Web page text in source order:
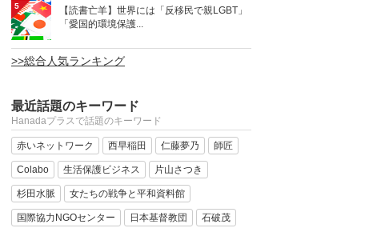
5
【読書亡羊】世界には「反移民で親LGBT」
「愛国的環境保護...
>>総合人気ランキング
最近話題のキーワード
Hanadaプラスで話題のキーワード
赤いネットワーク 西早稲田 仁藤夢乃 師匠
Colabo 生活保護ビジネス 片山さつき
杉田水脈 女たちの戦争と平和資料館
国際協力NGOセンター 日本基督教団 石破茂